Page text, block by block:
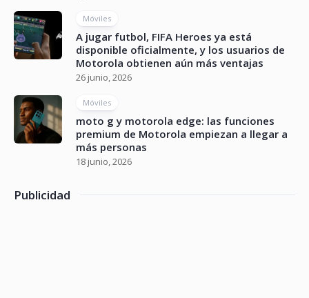
Móviles
A jugar futbol, FIFA Heroes ya está
disponible oficialmente, y los usuarios de
Motorola obtienen aún más ventajas
26 junio, 2026
Móviles
moto g y motorola edge: las funciones
premium de Motorola empiezan a llegar a
más personas
18 junio, 2026
Publicidad